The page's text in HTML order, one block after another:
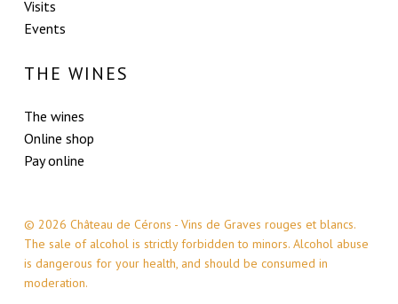
Visits
Events
THE WINES
The wines
Online shop
Pay online
© 2026 Château de Cérons - Vins de Graves rouges et blancs.
The sale of alcohol is strictly forbidden to minors. Alcohol abuse
is dangerous for your health, and should be consumed in
moderation.